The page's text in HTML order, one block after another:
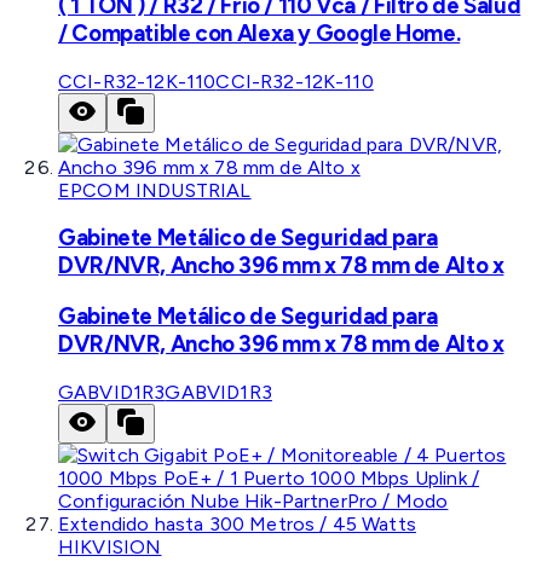
/ Compatible con Alexa y Google Home.
CCI-R32-12K-110CCI-R32-12K-110
EPCOM INDUSTRIAL
Gabinete Metálico de Seguridad para
DVR/NVR, Ancho 396 mm x 78 mm de Alto x
Gabinete Metálico de Seguridad para
DVR/NVR, Ancho 396 mm x 78 mm de Alto x
GABVID1R3GABVID1R3
HIKVISION